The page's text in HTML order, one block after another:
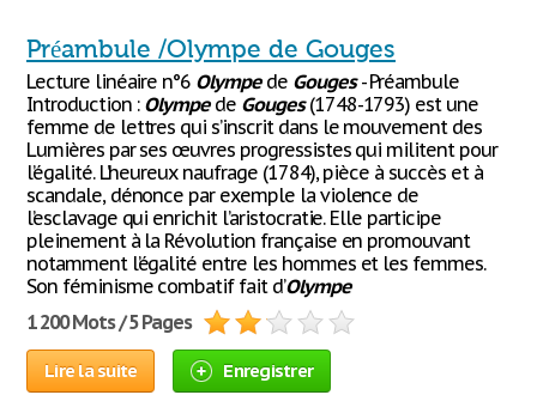
Préambule /Olympe de Gouges
Lecture linéaire n°6 Olympede Gouges- Préambule
Introduction : Olympede Gouges(1748-1793) est une
femme de lettres qui s’inscrit dans le mouvement des
Lumières par ses œuvres progressistes qui militent pour
l’égalité. L’heureux naufrage (1784), pièce à succès et à
scandale, dénonce par exemple la violence de
l’esclavage qui enrichit l’aristocratie. Elle participe
pleinement à la Révolution française en promouvant
notamment l’égalité entre les hommes et les femmes.
Son féminisme combatif fait d’Olympe
1 200 Mots / 5 Pages
Lire la suite Enregistrer